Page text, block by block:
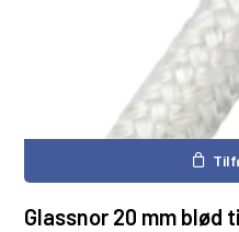
Glassnor 20 mm blød